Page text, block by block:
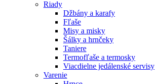
Riady
Džbány a karafy
Fľaše
Misy a misky
Šálky a hrnčeky
Taniere
Termofľaše a termosky
Viacdielne jedálenské servisy
Varenie